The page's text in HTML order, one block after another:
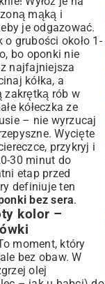
mąką i
je odgazować.
o grubości około 1-
bo oponki nie
najfajniejsza
kółka, a
zakrętką rób w
kółeczka ze
– nie wyrzucaj
Wycięte
przykryj i
30 minut do
etap przed
definiuje ten
bez sera.
kolor –
moment, który
bez obaw. W
olej